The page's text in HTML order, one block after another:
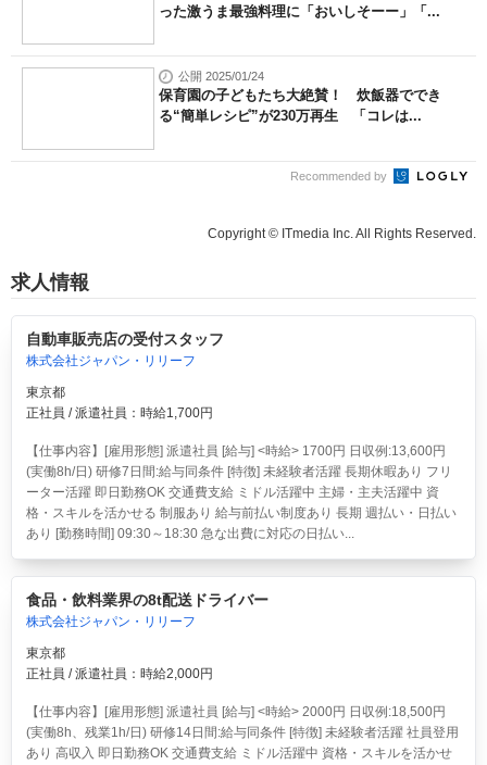
った激うま最強料理に「おいしそーー」「...
公開 2025/01/24
保育園の子どもたち大絶賛！ 炊飯器ででき
る“簡単レシピ”が230万再生 「コレは...
Recommended by
Copyright © ITmedia Inc. All Rights Reserved.
求人情報
自動車販売店の受付スタッフ
株式会社ジャパン・リリーフ
東京都
正社員 / 派遣社員：時給1,700円
【仕事内容】[雇用形態] 派遣社員 [給与] <時給> 1700円 日収例:13,600円
(実働8h/日) 研修7日間:給与同条件 [特徴] 未経験者活躍 長期休暇あり フリ
ーター活躍 即日勤務OK 交通費支給 ミドル活躍中 主婦・主夫活躍中 資
格・スキルを活かせる 制服あり 給与前払い制度あり 長期 週払い・日払い
あり [勤務時間] 09:30～18:30 急な出費に対応の日払い...
食品・飲料業界の8t配送ドライバー
株式会社ジャパン・リリーフ
東京都
正社員 / 派遣社員：時給2,000円
【仕事内容】[雇用形態] 派遣社員 [給与] <時給> 2000円 日収例:18,500円
(実働8h、残業1h/日) 研修14日間:給与同条件 [特徴] 未経験者活躍 社員登用
あり 高収入 即日勤務OK 交通費支給 ミドル活躍中 資格・スキルを活かせ